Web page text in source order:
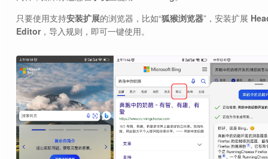
只要使用支持安装扩展的浏览器，比如“狐猴浏览器”，安装扩展
Editor，导入规则，即可一键使用。